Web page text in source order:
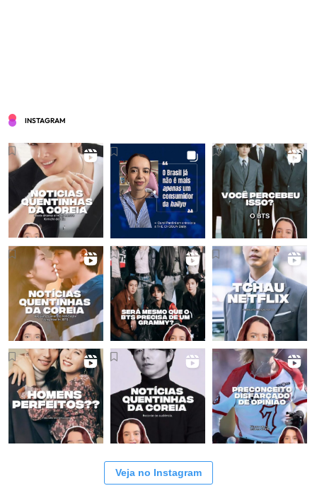
INSTAGRAM
Veja no Instagram